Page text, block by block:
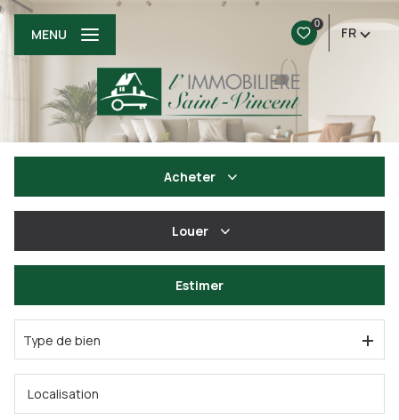
0
FR
MENU
Acheter
Louer
De l'immo pro
Estimer
Type de bien